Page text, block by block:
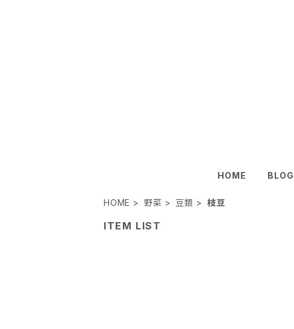
HOME BLOG
HOME 野菜 豆類 枝豆
ITEM LIST